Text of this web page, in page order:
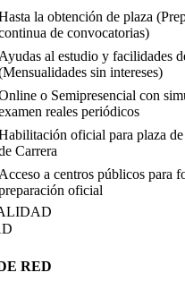
la obtención de plaza
de convocatorias)
Ayudas al estudio y facilidades
sin intereses)
o Semipresencial con
reales periódicos
oficial para plaza
Carrera
Acceso a centros públicos para
oficial
RED